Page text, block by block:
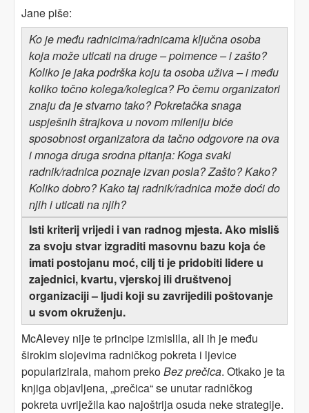
Jane piše:
Ko je među radnicima/radnicama ključna osoba
koja može uticati na druge – poimence – i zašto?
Koliko je jaka podrška koju ta osoba uživa – i među
koliko točno kolega/kolegica? Po čemu organizatori
znaju da je stvarno tako? Pokretačka snaga
uspješnih štrajkova u novom mileniju biće
sposobnost organizatora da tačno odgovore na ova
i mnoga druga srodna pitanja: Koga svaki
radnik/radnica poznaje izvan posla? Zašto? Kako?
Koliko dobro? Kako taj radnik/radnica može doći do
njih i uticati na njih?
Isti kriterij vrijedi i van radnog mjesta. Ako misliš
za svoju stvar izgraditi masovnu bazu koja će
imati postojanu moć, cilj ti je pridobiti lidere u
zajednici, kvartu, vjerskoj ili društvenoj
organizaciji – ljudi koji su zavrijedili poštovanje
u svom okruženju.
McAlevey nije te principe izmislila, ali ih je među
širokim slojevima radničkog pokreta i ljevice
popularizirala, mahom prekoBez prečica. Otkako je ta
knjiga objavljena, „prečica“ se unutar radničkog
pokreta uvriježila kao najoštrija osuda neke strategije.